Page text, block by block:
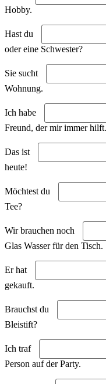
Hobby.
Hast du
oder eine Schwester?
Sie sucht
Wohnung.
Ich habe
Freund, der mir immer hilft.
Das ist
heute!
Möchtest du
Tee?
Wir brauchen noch
Glas Wasser für den Tisch.
Er hat
gekauft.
Brauchst du
Bleistift?
Ich traf
Person auf der Party.